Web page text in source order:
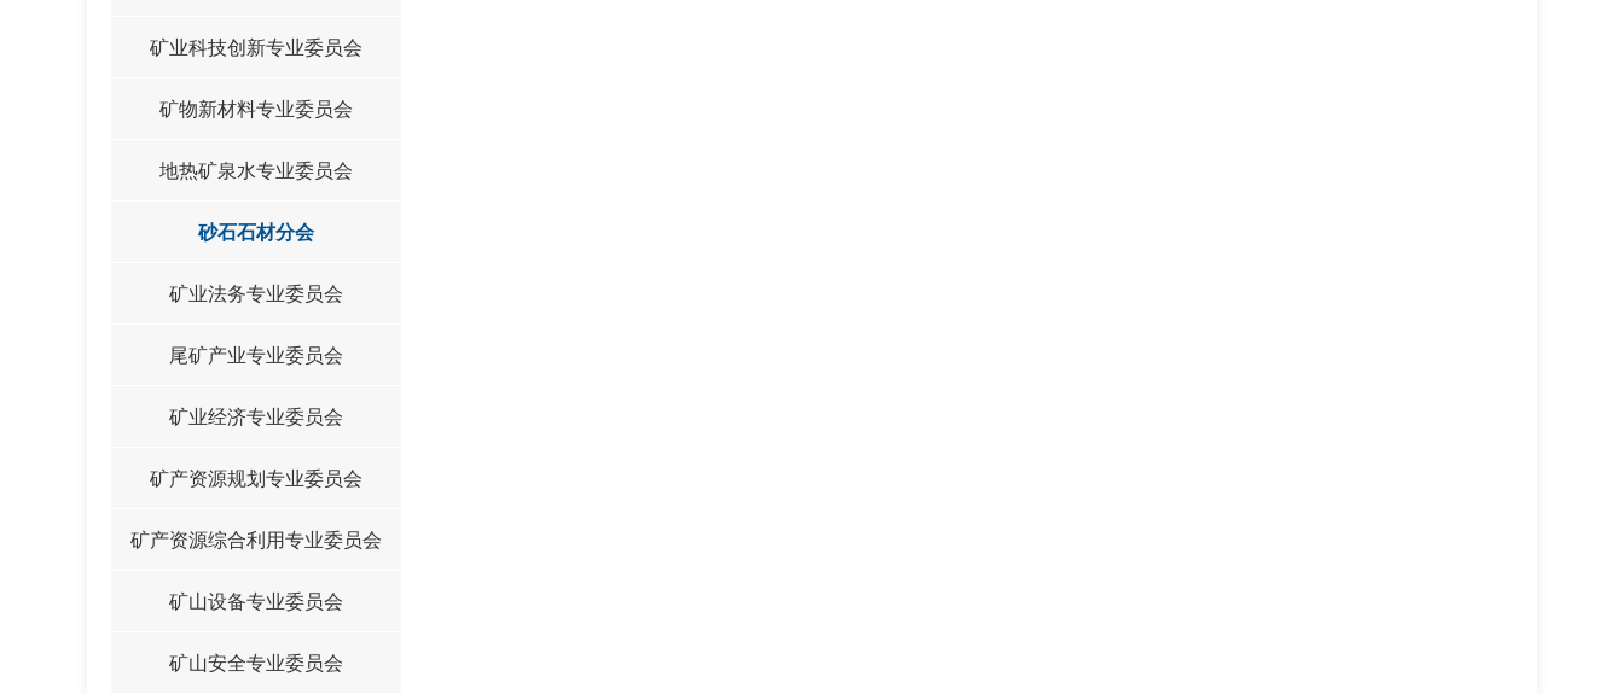
矿业科技创新专业委员会
矿物新材料专业委员会
地热矿泉水专业委员会
砂石石材分会
矿业法务专业委员会
尾矿产业专业委员会
矿业经济专业委员会
矿产资源规划专业委员会
矿产资源综合利用专业委员会
矿山设备专业委员会
矿山安全专业委员会